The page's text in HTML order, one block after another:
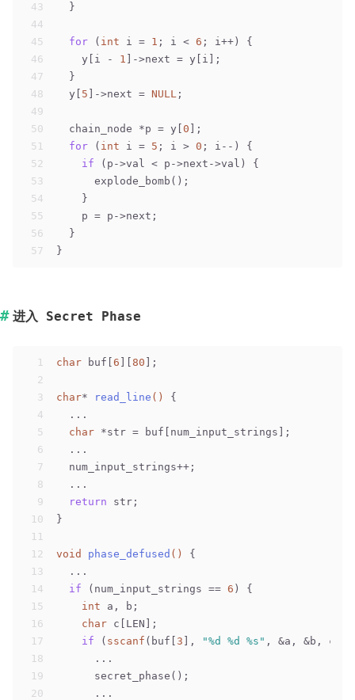
43
44
45
46
47
48
49
50
51
52
53
54
55
56
57
  }
for ( int i = 1 ; i < 6 ; i++) {
    y[i -
1 ]->next = y[i];
  }
  y[
5 ]->next = NULL ;
  chain_node *p = y[
0 ];
for ( int i = 5 ; i > 0 ; i--) {
if (p->val < p->next->val) {
      explode_bomb();
    }
    p = p->next;
  }
}
进入 Secret Phase
1
2
3
4
5
6
7
8
9
10
11
12
13
14
15
16
17
18
19
20
char buf[ 6 80 ];
char* read_line ()
{
  ...
char *str = buf[num_input_strings];
  ...
  num_input_strings++;
  ...
return str;
}
void phase_defused ()
{
  ...
if (num_input_strings == 6 ) {
int a, b;
char c[LEN];
if ( sscanf (buf[ 3 ], "%d %d %s" , &a, &b, c)
      ...
      secret_phase();
      ...